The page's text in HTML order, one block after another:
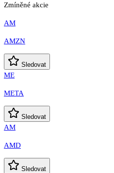
Zmíněné akcie
AM
AMZN
Sledovat
ME
META
Sledovat
AM
AMD
Sledovat